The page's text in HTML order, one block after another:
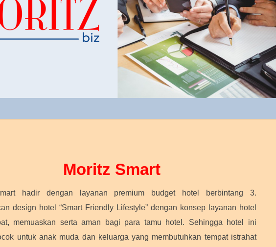
Moritz Smart
hadir dengan layanan premium budget hotel berbintang 3.
design hotel “Smart Friendly Lifestyle” dengan konsep layanan hotel
memuaskan serta aman bagi para tamu hotel. Sehingga hotel ini
untuk anak muda dan keluarga yang membutuhkan tempat istrahat